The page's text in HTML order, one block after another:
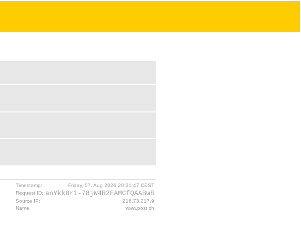
Timestamp:
Friday, 07. Aug 2026 20:31:47 CEST
Request ID: anYkk8r1-78jW4R2FAMCfQAABw8
Source IP:
216.73.217.9
Name:
www.post.ch